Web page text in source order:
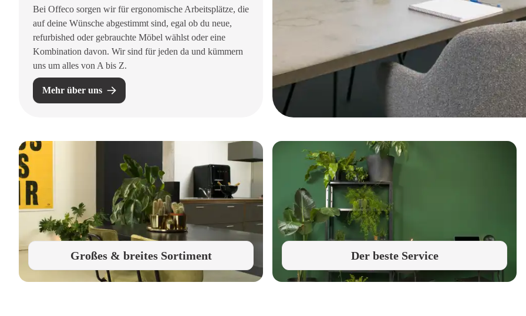
Bei Offeco sorgen wir für ergonomische Arbeitsplätze, die
auf deine Wünsche abgestimmt sind, egal ob du neue,
refurbished oder gebrauchte Möbel wählst oder eine
Kombination davon. Wir sind für jeden da und kümmern
uns um alles von A bis Z.
Mehr über uns
Großes & breites Sortiment Der beste Service